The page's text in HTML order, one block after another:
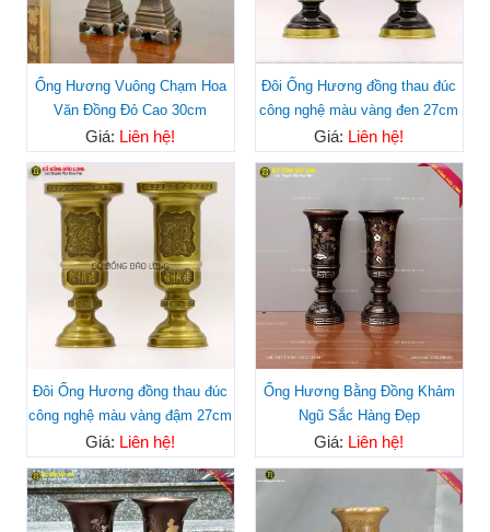
Ống Hương Vuông Chạm Hoa
Văn Đồng Đỏ Cao 30cm
Giá: Liên hệ!
Đôi Ống Hương đồng thau đúc
công nghệ màu vàng đen 27cm
Giá: Liên hệ!
Đôi Ống Hương đồng thau đúc
công nghệ màu vàng đậm 27cm
Giá: Liên hệ!
Ống Hương Bằng Đồng Khảm
Ngũ Sắc Hàng Đẹp
Giá: Liên hệ!